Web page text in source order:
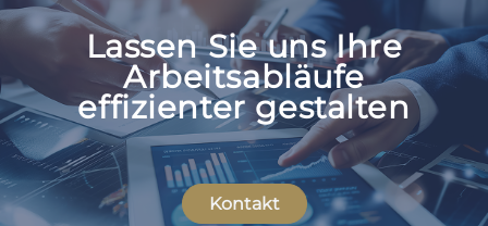
Lassen Sie uns Ihre
Arbeitsabläufe
effizienter gestalten
Kontakt